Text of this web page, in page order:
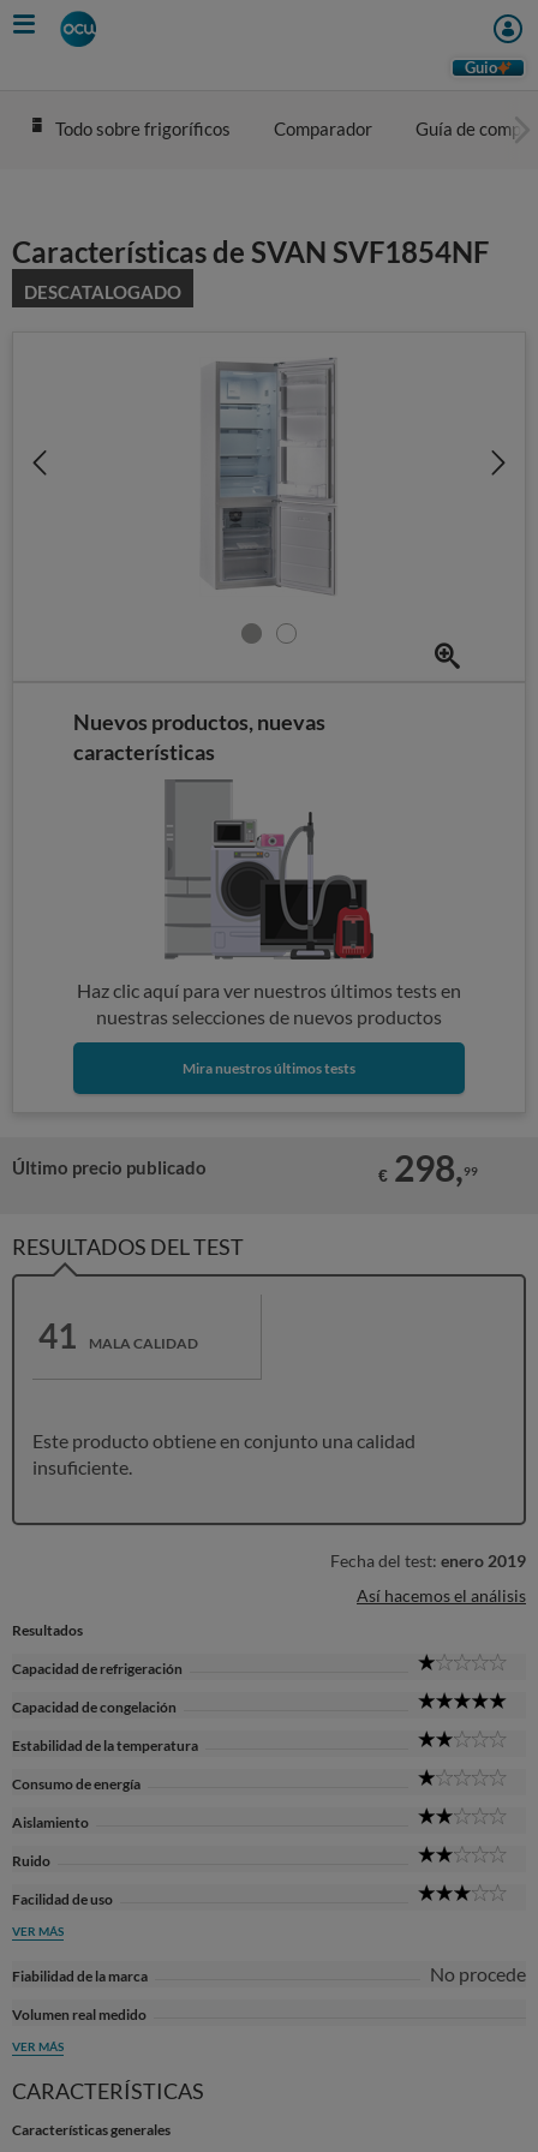
Skip
to
Guio
Todo sobre frigoríficos Comparador Guía de compra
Características de SVAN SVF1854NF
DESCATALOGADO
Nuevos productos, nuevas
características
Haz clic aquí para ver nuestros últimos tests en
nuestras selecciones de nuevos productos
Mira nuestros últimos tests
Último precio publicado € 298,99
RESULTADOS DEL TEST
41 MALA CALIDAD
Este producto obtiene en conjunto una calidad
insuficiente.
Fecha del test: enero 2019
Así hacemos el análisis
Resultados
Capacidad de refrigeración
Capacidad de congelación
Estabilidad de la temperatura
Consumo de energía
Aislamiento
Ruido
Facilidad de uso
VER MÁS
Fiabilidad de la marca No procede
Volumen real medido
VER MÁS
CARACTERÍSTICAS
Características generales